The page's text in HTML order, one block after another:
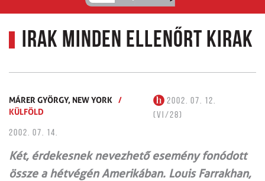
Irak minden ellenőrt kirak
MÁRER GYÖRGY, NEW YORK
/
KÜLFÖLD
2002. 07. 12.
(VI/28)
2002. 07. 14.
Két, érdekesnek nevezhető esemény fonódott
össze a hétvégén Amerikában. Louis Farrakhan,